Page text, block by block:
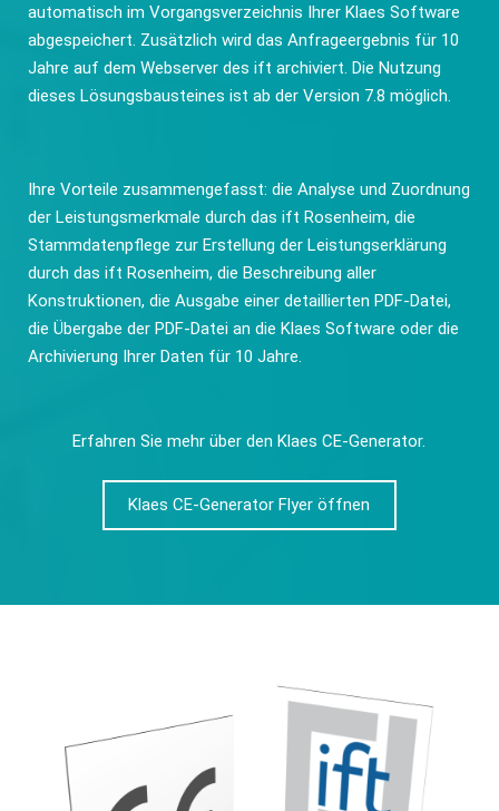
automatisch im Vorgangsverzeichnis Ihrer Klaes Software
abgespeichert. Zusätzlich wird das Anfrageergebnis für 10
Jahre auf dem Webserver des ift archiviert. Die Nutzung
dieses Lösungsbausteines ist ab der Version 7.8 möglich.
Ihre Vorteile zusammengefasst: die Analyse und Zuordnung
der Leistungsmerkmale durch das ift Rosenheim, die
Stammdatenpflege zur Erstellung der Leistungserklärung
durch das ift Rosenheim, die Beschreibung aller
Konstruktionen, die Ausgabe einer detaillierten PDF-Datei,
die Übergabe der PDF-Datei an die Klaes Software oder die
Archivierung Ihrer Daten für 10 Jahre.
Erfahren Sie mehr über den Klaes CE-Generator.
Klaes CE-Generator Flyer öffnen